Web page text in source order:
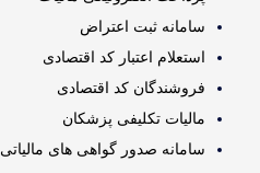
سامانه ثبت اعتراض
استعلام اعتبار کد اقتصادی
فروشندگان کد اقتصادی
مالیات تکلیفی پزشکان
سامانه صدور گواهی های مالیاتی